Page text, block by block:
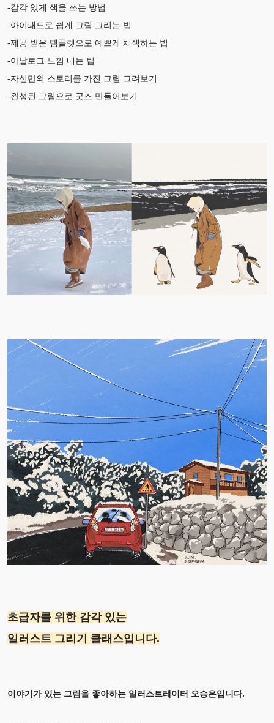
-감각 있게 색을 쓰는 방법
-아이패드로 쉽게 그림 그리는 법
-제공 받은 템플렛으로 예쁘게 채색하는 법
-아날로그 느낌 내는 팁
-자신만의 스토리를 가진 그림 그려보기
-완성된 그림으로 굿즈 만들어보기
초급자를 위한 감각 있는
일러스트 그리기 클래스입니다.
이야기가 있는 그림을 좋아하는 일러스트레이터 오승은입니다.